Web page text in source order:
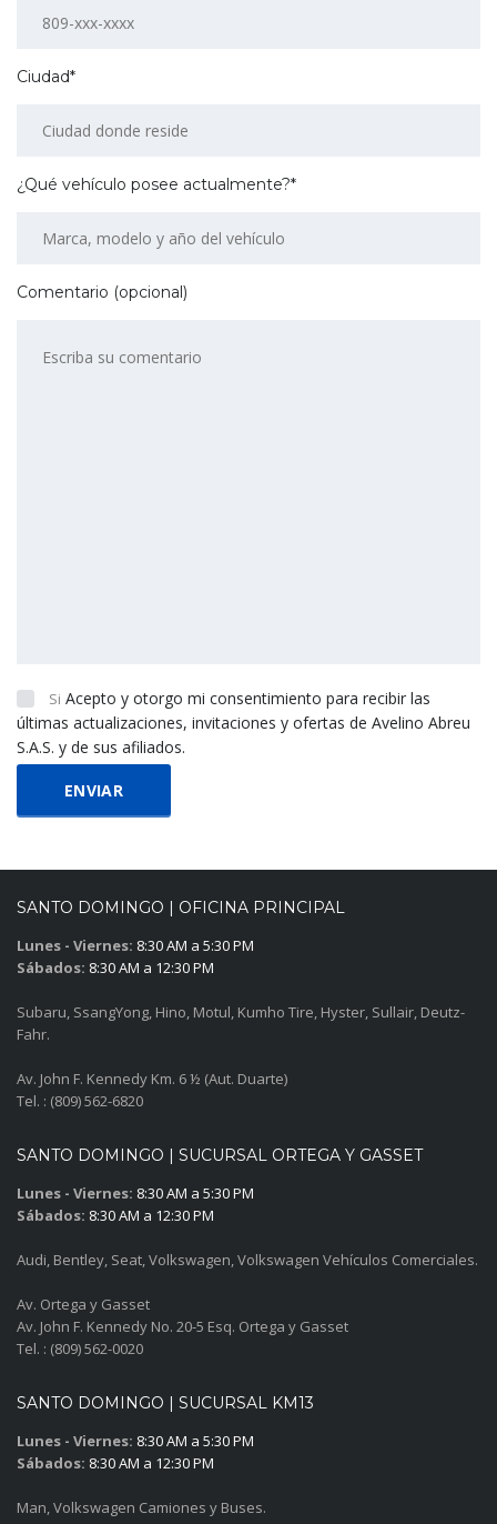
Ciudad*
¿Qué vehículo posee actualmente?*
Comentario (opcional)
Si Acepto y otorgo mi consentimiento para recibir las
últimas actualizaciones, invitaciones y ofertas de Avelino Abreu
S.A.S. y de sus afiliados.
SANTO DOMINGO | OFICINA PRINCIPAL
Lunes - Viernes: 8:30 AM a 5:30 PM
Sábados: 8:30 AM a 12:30 PM
Subaru, SsangYong, Hino, Motul, Kumho Tire, Hyster, Sullair, Deutz-
Fahr.
Av. John F. Kennedy Km. 6 ½ (Aut. Duarte)
Tel. : (809) 562-6820
SANTO DOMINGO | SUCURSAL ORTEGA Y GASSET
Lunes - Viernes: 8:30 AM a 5:30 PM
Sábados: 8:30 AM a 12:30 PM
Audi, Bentley, Seat, Volkswagen, Volkswagen Vehículos Comerciales.
Av. Ortega y Gasset
Av. John F. Kennedy No. 20-5 Esq. Ortega y Gasset
Tel. : (809) 562-0020
SANTO DOMINGO | SUCURSAL KM13
Lunes - Viernes: 8:30 AM a 5:30 PM
Sábados: 8:30 AM a 12:30 PM
Man, Volkswagen Camiones y Buses.